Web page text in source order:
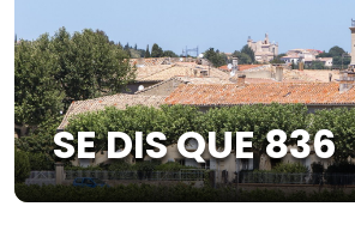
SE DIS QUE 836